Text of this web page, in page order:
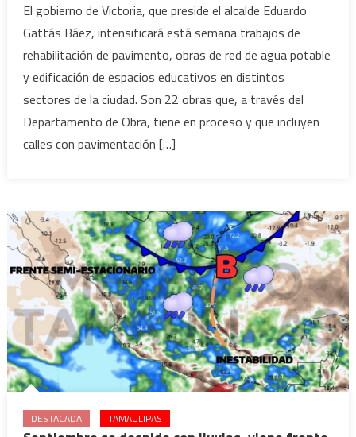
Municipio
en
la
construcción
de
22
El gobierno de Victoria, que preside el alcalde Eduardo
Gattás Báez, intensificará está semana trabajos de
rehabilitación de pavimento, obras de red de agua potable
y edificación de espacios educativos en distintos
sectores de la ciudad. Son 22 obras que, a través del
Departamento de Obra, tiene en proceso y que incluyen
calles con pavimentación […]
DESTACADA TAMAULIPAS